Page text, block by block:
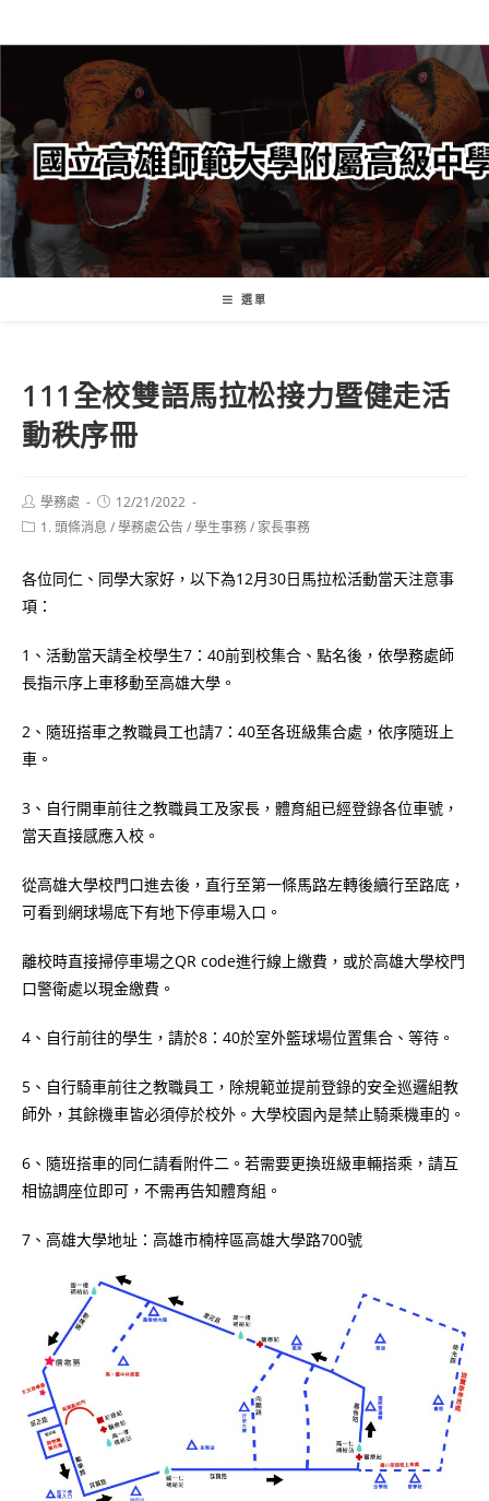
轉
要
內
容
選單
111全校雙語馬拉松接力暨健走活
動秩序冊
Post
author:
學務處
Post
published:
12/21/2022
Post1. 頭條消息 /學務處公告/學生事務/ 家長事務
各位同仁、同學大家好，以下為12月30日馬拉松活動當天注意事
項：
1、活動當天請全校學生7：40前到校集合、點名後，依學務處師
長指示序上車移動至高雄大學。
2、隨班搭車之教職員工也請7：40至各班級集合處，依序隨班上
車。
3、自行開車前往之教職員工及家長，體育組已經登錄各位車號，
當天直接感應入校。
從高雄大學校門口進去後，直行至第一條馬路左轉後續行至路底，
可看到網球場底下有地下停車場入口。
離校時直接掃停車場之QR code進行線上繳費，或於高雄大學校門
口警衛處以現金繳費。
4、自行前往的學生，請於8：40於室外籃球場位置集合、等待。
5、自行騎車前往之教職員工，除規範並提前登錄的安全巡邏組教
師外，其餘機車皆必須停於校外。大學校園內是禁止騎乘機車的。
6、隨班搭車的同仁請看附件二。若需要更換班級車輛搭乘，請互
相協調座位即可，不需再告知體育組。
7、高雄大學地址：高雄市楠梓區高雄大學路700號